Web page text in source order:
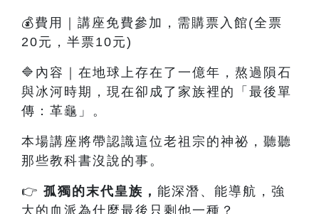
💰費用｜講座免費參加，需購票入館(全票
20元，半票10元)
🔷內容 ｜ 在地球上存在了一億年，熬過隕石
與冰河時期，現在卻成了家族裡的「最後單
傳：革龜」。
本場講座將帶認識這位老祖宗的神祕，聽聽
那些教科書沒說的事。
👉 孤獨的末代皇族 ， 能深潛、能導航，強
大的血派為什麼最後只剩他一種？